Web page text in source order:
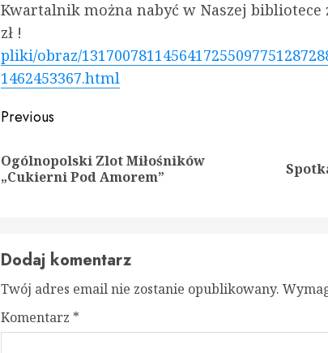
Kwartalnik można nabyć w Naszej
zł !
pliki/obraz/
1462453367.html
Continue
Reading
Previous
Previous
Ogólnopolski Zlot Miłośników
„Cukierni Pod Amorem”
Dodaj komentarz
Twój adres email nie zostanie opublikowany.
Komentarz *